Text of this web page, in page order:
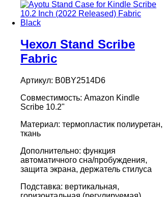
Чехол Stand Scribe
Fabric
Артикул: B0BY2514D6
Совместимость: Amazon Kindle
Scribe 10.2"
Материал: термопластик полиуретан,
ткань
Дополнительно: функция
автоматичного сна/пробуждения,
защита экрана, держатель стилуса
Подставка: вертикальная,